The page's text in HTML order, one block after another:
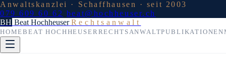
Anwaltskanzlei · Schaffhausen · seit 2003
079 609 60 62 beat@hochheuser.ch
BH Beat Hochheuser Rechtsanwalt
HOMEBEAT HOCHHEUSERRECHTSANWALTPUBLIKATIONEN